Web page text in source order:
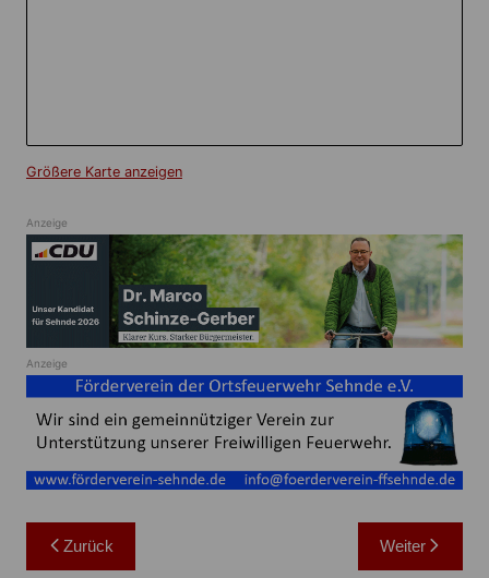
Größere Karte anzeigen
Anzeige
Anzeige
Beitragsnavigation
Zurück Weiter